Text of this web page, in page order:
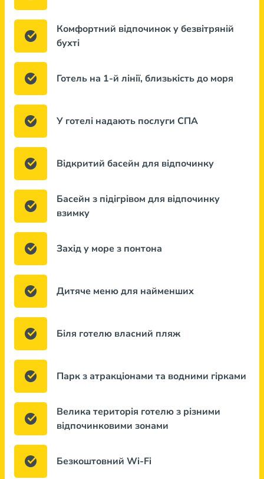
Комфортний відпочинок у безвітряній
бухті
Готель на 1-й лінії, близькість до моря
У готелі надають послуги СПА
Відкритий басейн для відпочинку
Басейн з підігрівом для відпочинку
взимку
Захід у море з понтона
Дитяче меню для найменших
Біля готелю власний пляж
Парк з атракціонами та водними гірками
Велика територія готелю з різними
відпочинковими зонами
Безкоштовний Wi-Fi